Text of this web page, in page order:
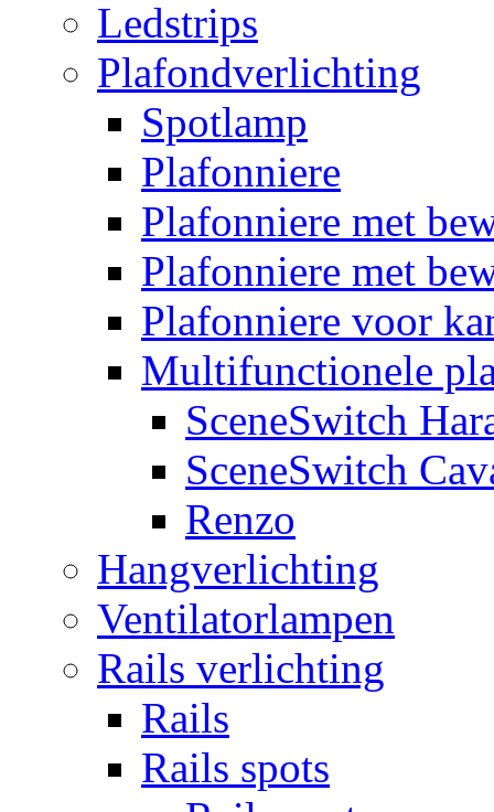
Ledstrips
Plafondverlichting
Spotlamp
Plafonniere
Plafonniere met
Plafonniere met
Plafonniere voor
Multifunctionele
SceneSwitch
SceneSwitch
Renzo
Hangverlichting
Ventilatorlampen
Rails verlichting
Rails
Rails spots